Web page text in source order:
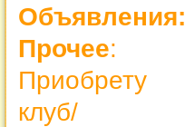
Объявления:
Прочее:
Приобрету
клуб/